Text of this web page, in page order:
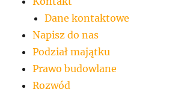
Dane kontaktowe
Napisz do nas
Podział majątku
Prawo budowlane
Rozwód